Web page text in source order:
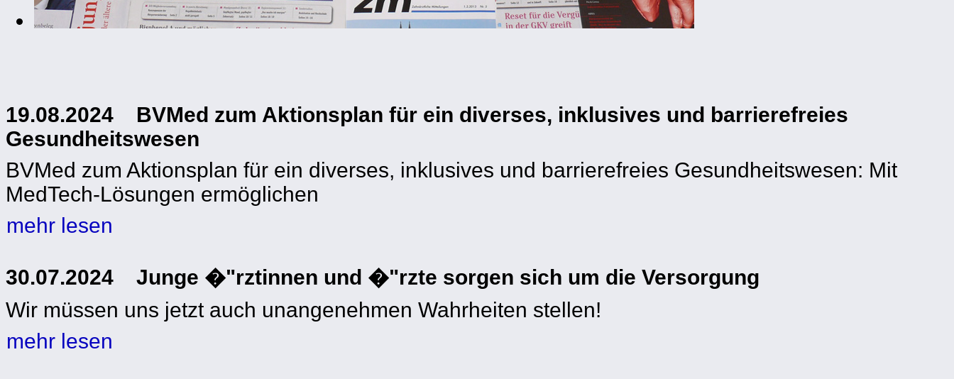
19.08.2024 BVMed zum Aktionsplan für ein diverses, inklusives und barrierefreies
Gesundheitswesen
BVMed zum Aktionsplan für ein diverses, inklusives und barrierefreies Gesundheitswesen: Mit
MedTech-Lösungen ermöglichen
mehr lesen
30.07.2024 Junge �"rztinnen und �"rzte sorgen sich um die Versorgung
Wir müssen uns jetzt auch unangenehmen Wahrheiten stellen!
mehr lesen